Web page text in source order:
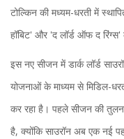
टोल्किन की मध्यम-धरती में
हॉबिट' और 'द लॉर्ड ऑफ द
इस नए सीजन में डार्क लॉर्ड
योजनाओं के माध्यम से मिडिल-
कर रहा है। पहले सीजन की
है, क्योंकि साउरॉन अब एक नई